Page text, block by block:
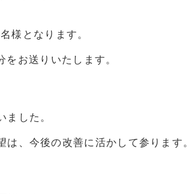
様となります。
お送りいたします。
した。
、今後の改善に活かして参ります。